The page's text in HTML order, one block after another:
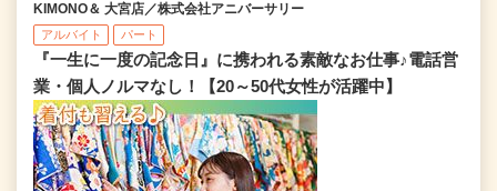
KIMONO＆ 大宮店／株式会社アニバーサリー
アルバイト パート
『一生に一度の記念日』に携われる素敵なお仕事♪電話営
業・個人ノルマなし！【20～50代女性が活躍中】